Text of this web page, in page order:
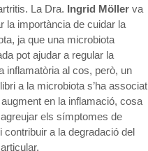
La Dra. Ingrid Möller va
la importància de cuidar la
ja que una microbiota
pot ajudar a regular la
inflamatòria al cos, però, un
a la microbiota s’ha associat
en la inflamació, cosa
els símptomes de
i contribuir a la degradació del